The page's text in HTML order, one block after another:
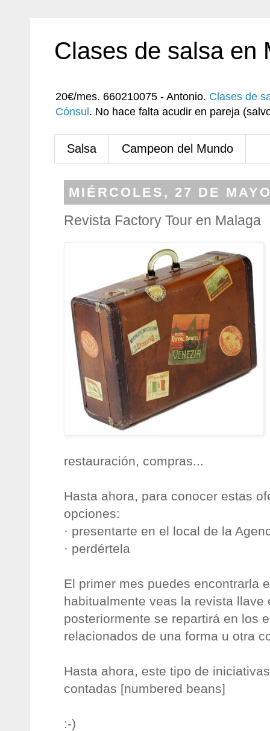
Clases de salsa en
20€/mes. 660210075 - Antonio. Clases de
Cónsul . No hace falta acudir en pareja
Salsa Campeon del Mundo
MIÉRCOLES, 27 DE
Revista Factory Tour en Malaga
restauración, compras...
Hasta ahora, para conocer estas
opciones:
· presentarte en el local de la
· perdértela
El primer mes puedes encontrarla
habitualmente veas la revista llave
posteriormente se repartirá en los
relacionados de una forma u otra
Hasta ahora, este tipo de
contadas [numbered beans]
:-)